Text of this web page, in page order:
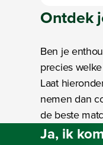
Ontdek
Ben je
precies
Laat
nemen dan
de beste
Ja, ik